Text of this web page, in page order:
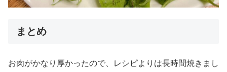
まとめ
お肉がかなり厚かったので、レシピよりは長時間焼きまし